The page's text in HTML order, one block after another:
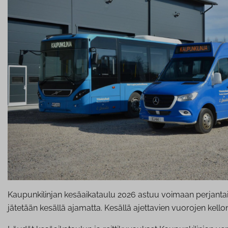
Kaupunkilinjan kesäaikataulu 2026 astuu voimaan
jätetään kesällä ajamatta. Kesällä ajettavien vuorojen